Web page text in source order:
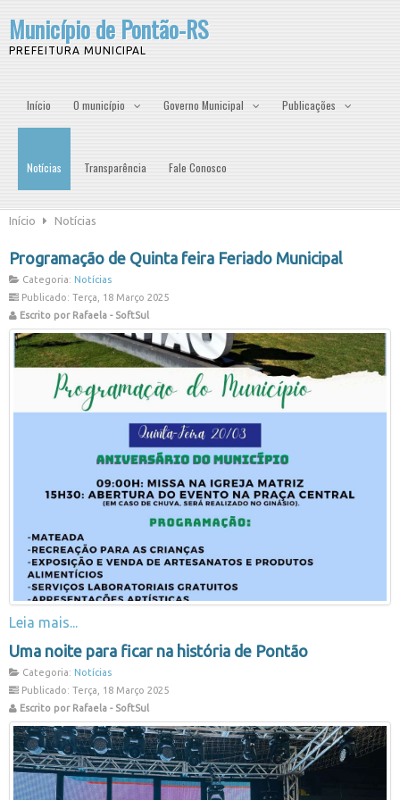
Município de Pontão-RS
PREFEITURA MUNICIPAL
Início O município Governo Municipal Publicações
Notícias Transparência Fale Conosco
Início Notícias
Programação de Quinta feira Feriado Municipal
Categoria: Notícias
Publicado: Terça, 18 Março 2025
Escrito por Rafaela - SoftSul
Leia mais...
Uma noite para ficar na história de Pontão
Categoria: Notícias
Publicado: Terça, 18 Março 2025
Escrito por Rafaela - SoftSul